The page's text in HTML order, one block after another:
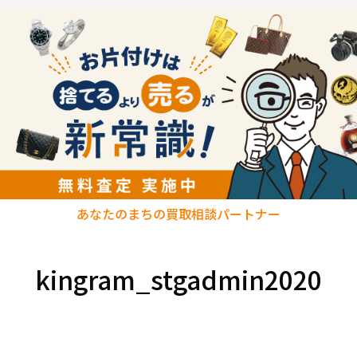
kingram_stgadmin2020
あなたのまちの買取相談パートナー